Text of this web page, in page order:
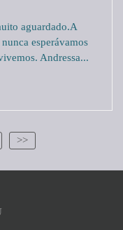
aguardado.A
esperávamos
Andressa...
>>